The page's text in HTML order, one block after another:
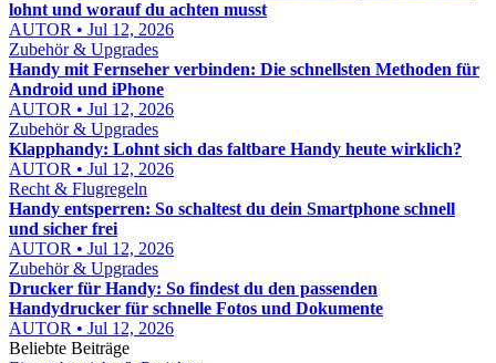
lohnt und worauf du achten musst
AUTOR • Jul 12, 2026
Zubehör & Upgrades
Handy mit Fernseher verbinden: Die schnellsten Methoden für
Android und iPhone
AUTOR • Jul 12, 2026
Zubehör & Upgrades
Klapphandy: Lohnt sich das faltbare Handy heute wirklich?
AUTOR • Jul 12, 2026
Recht & Flugregeln
Handy entsperren: So schaltest du dein Smartphone schnell
und sicher frei
AUTOR • Jul 12, 2026
Zubehör & Upgrades
Drucker für Handy: So findest du den passenden
Handydrucker für schnelle Fotos und Dokumente
AUTOR • Jul 12, 2026
Beliebte Beiträge